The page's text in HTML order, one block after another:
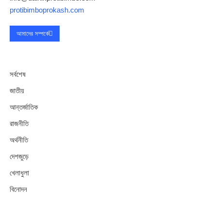
protibimboprokash.com
আমাদের সম্পর্কে
সর্বশেষ
জাতীয়
আন্তর্জাতিক
রাজনীতি
অর্থনীতি
দেশজুড়ে
খেলাধুলা
বিনোদন